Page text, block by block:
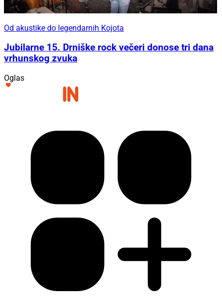
Od akustike do legendarnih Kojota
Jubilarne 15. Drniške rock večeri donose tri dana
vrhunskog zvuka
Oglas